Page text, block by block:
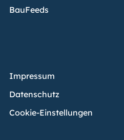
BauFeeds
Impressum
Datenschutz
Cookie-Einstellungen